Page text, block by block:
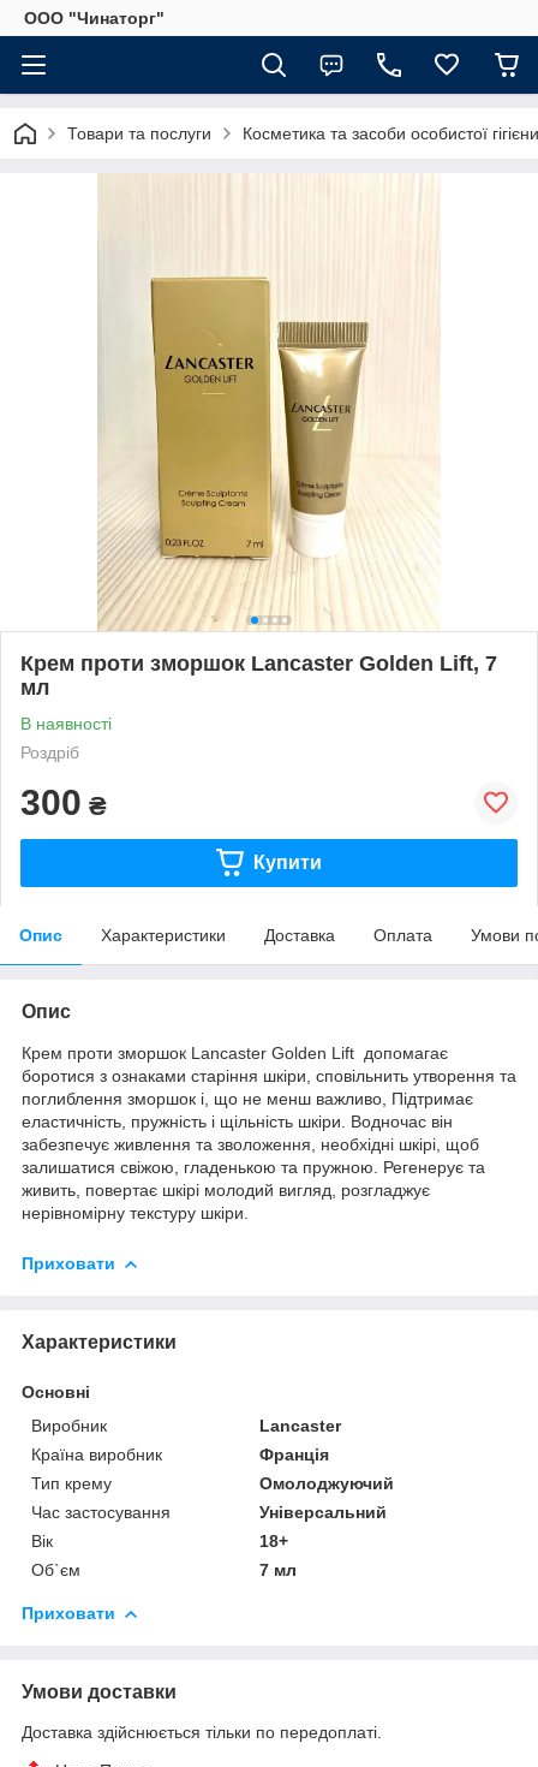
OOO "Чинаторг"
Товари та послуги Косметика та засоби особистої гігієни
Крем проти зморшок Lancaster Golden Lift, 7
мл
В наявності
Роздріб
300 ₴
Купити
Опис Характеристики Доставка Оплата Умови
Опис
Крем проти зморшок Lancaster Golden Lift допомагає
боротися з ознаками старіння шкіри, сповільнить утворення та
поглиблення зморшок і, що не менш важливо, Підтримає
еластичність, пружність і щільність шкіри. Водночас він
забезпечує живлення та зволоження, необхідні шкірі, щоб
залишатися свіжою, гладенькою та пружною. Регенерує та
живить, повертає шкірі молодий вигляд, розгладжує
нерівномірну текстуру шкіри.
Приховати
Характеристики
Основні
Виробник
Lancaster
Країна виробник
Франція
Тип крему
Омолоджуючий
Час застосування
Універсальний
Вік
18+
Об`єм
7 мл
Приховати
Умови доставки
Доставка здійснюється тільки по передоплаті.